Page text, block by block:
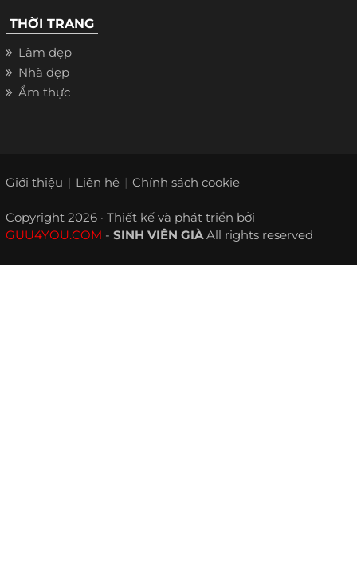
THỜI TRANG
Làm đẹp
Nhà đẹp
Ẩm thực
Giới thiệu Liên hệ Chính sách cookie
Copyright 2026 · Thiết kế và phát triển bởi
GUU4YOU.COM - SINH VIÊN GIÀAll rights reserved